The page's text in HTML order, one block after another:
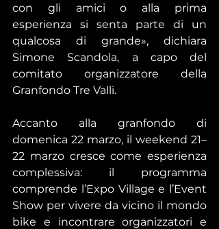
con gli amici o alla prima
esperienza si senta parte di un
qualcosa di grande», dichiara
Simone Scandola, a capo del
comitato organizzatore della
Granfondo Tre Valli.
Accanto alla granfondo di
domenica 22 marzo, il weekend 21–
22 marzo cresce come esperienza
complessiva: il programma
comprende l’Expo Village e l’Event
Show per vivere da vicino il mondo
bike e incontrare organizzatori e